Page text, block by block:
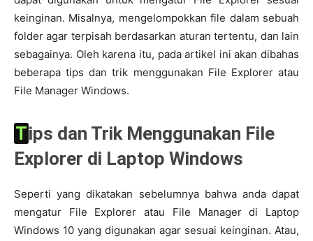
keinginan. Misalnya, mengelompokkan file dalam sebuah
folder agar terpisah berdasarkan aturan tertentu, dan lain
sebagainya. Oleh karena itu, pada artikel ini akan dibahas
beberapa tips dan trik menggunakan File Explorer atau
File Manager Windows.
Tips dan Trik Menggunakan File
Explorer di Laptop Windows
Seperti yang dikatakan sebelumnya bahwa anda dapat
mengatur File Explorer atau File Manager di Laptop
Windows 10 yang digunakan agar sesuai keinginan. Atau,